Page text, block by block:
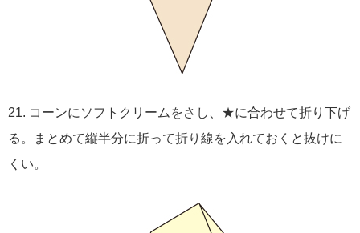
21. コーンにソフトクリームをさし、★に合わせて折り下げ
る。まとめて縦半分に折って折り線を入れておくと抜けに
くい。